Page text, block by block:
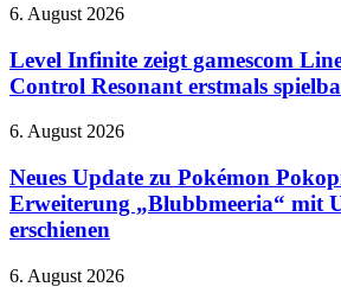
bei
Video
Level
zeigt
gamescom
Line-
2026:
Resonant
erstmals
spielbar
6. August 2026
Level Infinite zeigt gamescom
Control Resonant erstmals
Neues
zu
Pokémon
Pokopia
und
„Blubbmeeria“
6. August 2026
Neues Update zu Pokémon
Erweiterung „Blubbmeeria“ mit
erschienen
Violent
6. August 2026